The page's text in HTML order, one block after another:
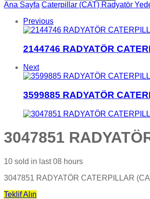
Ana Sayfa Caterpillar (CAT) Radyatör
Previous
2144746 RADYATÖR
Next
3599885 RADYATÖR
3047851
10 sold in last08 hours
3047851 RADYATÖR CATERPILLAR
Teklif Alın